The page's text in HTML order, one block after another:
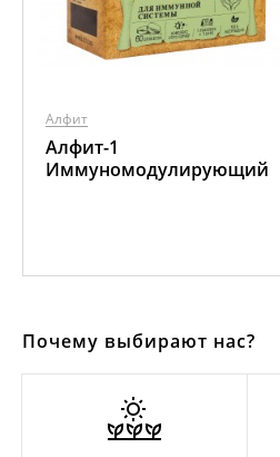
Алфит
Алфит-1
Иммуномодулирующий
Почему выбирают нас?